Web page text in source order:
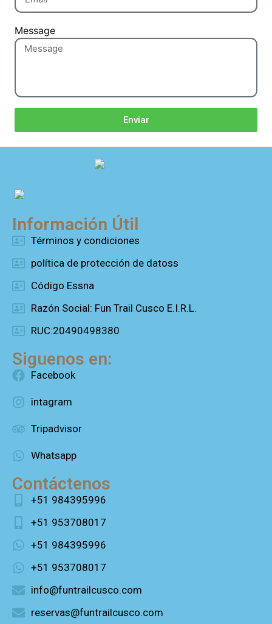
Message
Enviar
Información Útil
Términos y condiciones
política de protección de datoss
Código Essna
Razón Social: Fun Trail Cusco E.I.R.L.
RUC:20490498380
Siguenos en:
Facebook
intagram
Tripadvisor
Whatsapp
Contáctenos
+51 984395996
+51 953708017
+51 984395996
+51 953708017
info@funtrailcusco.com
reservas@funtrailcusco.com